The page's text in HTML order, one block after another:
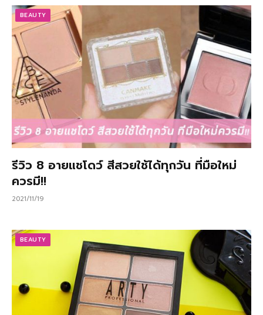
BEAUTY
รีวิว 8 อายแชโดว์ สีสวยใช้ได้ทุกวัน ที่มือใหม่
ควรมี!!
2021/11/19
BEAUTY